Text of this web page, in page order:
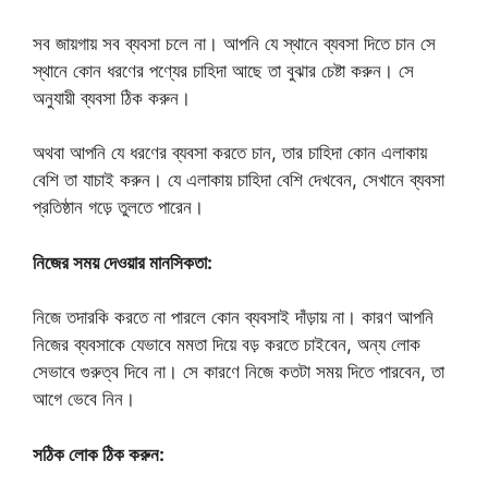
সব জায়গায় সব ব্যবসা চলে না। আপনি যে স্থানে ব্যবসা দিতে চান সে
স্থানে কোন ধরণের পণ্যের চাহিদা আছে তা বুঝার চেষ্টা করুন। সে
অনুযায়ী ব্যবসা ঠিক করুন।
অথবা আপনি যে ধরণের ব্যবসা করতে চান, তার চাহিদা কোন এলাকায়
বেশি তা যাচাই করুন। যে এলাকায় চাহিদা বেশি দেখবেন, সেখানে ব্যবসা
প্রতিষ্ঠান গড়ে তুলতে পারেন।
নিজের সময় দেওয়ার মানসিকতা:
নিজে তদারকি করতে না পারলে কোন ব্যবসাই দাঁড়ায় না। কারণ আপনি
নিজের ব্যবসাকে যেভাবে মমতা দিয়ে বড় করতে চাইবেন, অন্য লোক
সেভাবে গুরুত্ব দিবে না। সে কারণে নিজে কতটা সময় দিতে পারবেন, তা
আগে ভেবে নিন।
সঠিক লোক ঠিক করুন: